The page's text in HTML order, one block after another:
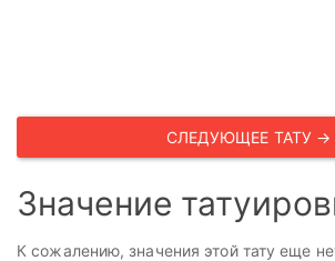
СЛЕДУЮЩЕЕ ТАТУ →
Значение
К сожалению, значения этой тату еще